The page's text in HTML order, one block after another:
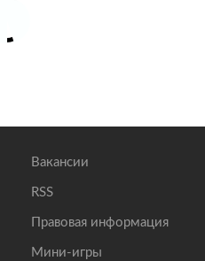
Вакансии
RSS
Правовая информация
Мини-игры